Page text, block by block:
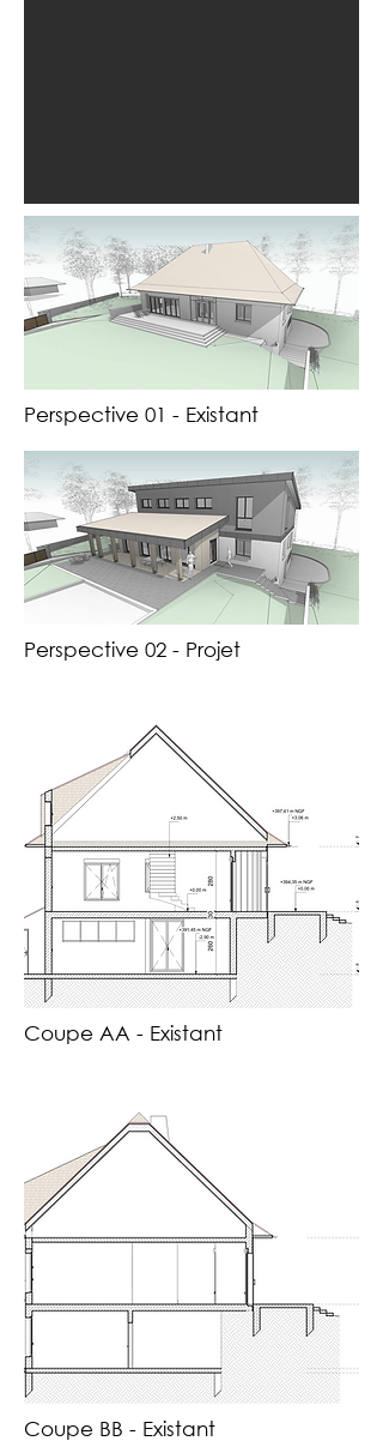
Perspective 01 - Existant
Perspective 02 - Projet
Coupe AA - Existant
Coupe BB - Existant